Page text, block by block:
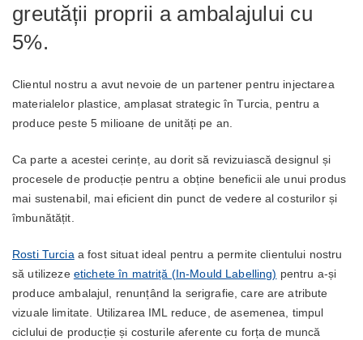
greutății proprii a ambalajului cu
5%.
Clientul nostru a avut nevoie de un partener pentru injectarea
materialelor plastice, amplasat strategic în Turcia, pentru a
produce peste 5 milioane de unități pe an.
Ca parte a acestei cerințe, au dorit să revizuiască designul și
procesele de producție pentru a obține beneficii ale unui produs
mai sustenabil, mai eficient din punct de vedere al costurilor și
îmbunătățit.
Rosti Turcia a fost situat ideal pentru a permite clientului nostru
să utilizeze etichete în matriță (In-Mould Labelling) pentru a-și
produce ambalajul, renunțând la serigrafie, care are atribute
vizuale limitate. Utilizarea IML reduce, de asemenea, timpul
ciclului de producție și costurile aferente cu forța de muncă